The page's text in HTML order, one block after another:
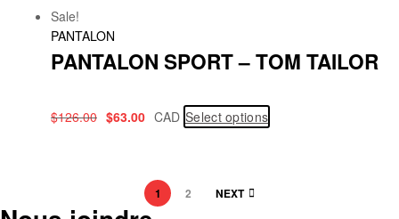
Sale!
PANTALON
PANTALON SPORT – TOM TAILOR
$126.00 $63.00 CAD Select options
1 2 NEXT